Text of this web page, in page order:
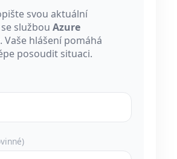
svou aktuální
službou Azure
. Vaše hlášení pomáhá
posoudit situaci.